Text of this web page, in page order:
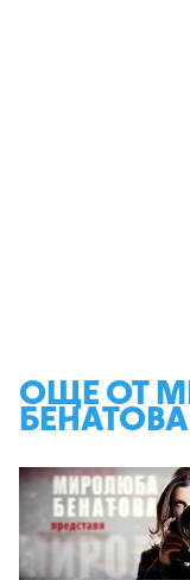
ОЩЕ ОТ